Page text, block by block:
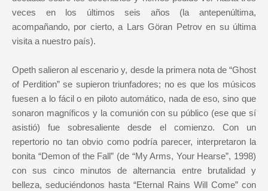
veces en los últimos seis años (la antepenúltima,
acompañando, por cierto, a Lars Göran Petrov en su última
visita a nuestro país).
Opeth salieron al escenario y, desde la primera nota de “Ghost
of Perdition” se supieron triunfadores; no es que los músicos
fuesen a lo fácil o en piloto automático, nada de eso, sino que
sonaron magníficos y la comunión con su público (ese que sí
asistió) fue sobresaliente desde el comienzo. Con un
repertorio no tan obvio como podría parecer, interpretaron la
bonita “Demon of the Fall” (de “My Arms, Your Hearse”, 1998)
con sus cinco minutos de alternancia entre brutalidad y
belleza, seduciéndonos hasta “Eternal Rains Will Come” con